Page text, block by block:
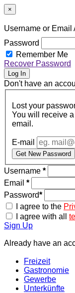
×
Username or Email
Password
Remember Me
Recover Password
Log In
Don't have an
Lost your
You will receive
email.
E-mail
Get New Password
Username *
Email *
Password*
I agree to the
I agree with all
Sign Up
Already have an
Freizeit
Gastronomie
Gewerbe
Unterkünfte